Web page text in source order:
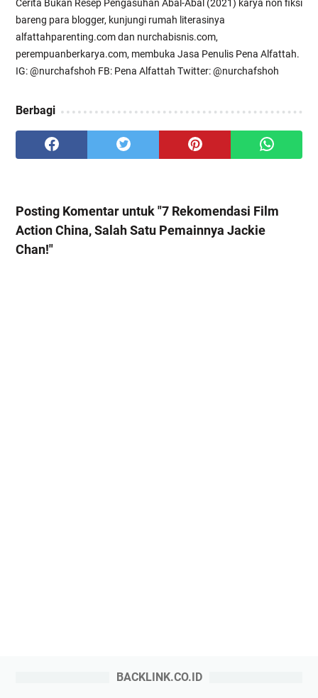
Cerita Bukan Resep Pengasuhan Abal-Abal (2021) karya non fiksi
bareng para blogger, kunjungi rumah literasinya
alfattahparenting.com dan nurchabisnis.com,
perempuanberkarya.com, membuka Jasa Penulis Pena Alfattah.
IG: @nurchafshoh FB: Pena Alfattah Twitter: @nurchafshoh
Berbagi
Posting Komentar untuk "7 Rekomendasi Film
Action China, Salah Satu Pemainnya Jackie
Chan!"
BACKLINK.CO.ID